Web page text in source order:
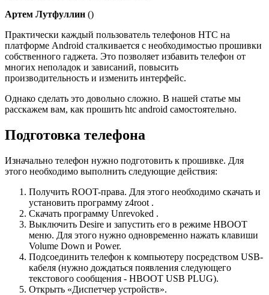
Артем Лутфуллин ()
Практически каждый пользователь телефонов HTC на
платформе Android сталкивается с необходимостью прошивки
собственного гаджета. Это позволяет избавить телефон от
многих неполадок и зависаний, повысить
производительность и изменить интерфейс.
Однако сделать это довольно сложно. В нашей статье мы
расскажем вам, как прошить htc android самостоятельно.
Подготовка телефона
Изначально телефон нужно подготовить к прошивке. Для
этого необходимо выполнить следующие действия:
Получить ROOT-права. Для этого необходимо скачать и
установить программу z4root .
Скачать программу Unrevoked .
Выключить Desire и запустить его в режиме HBOOT
меню. Для этого нужно одновременно нажать клавиши
Volume Down и Power.
Подсоединить телефон к компьютеру посредством USB-
кабеля (нужно дождаться появления следующего
текстового сообщения - HBOOT USB PLUG).
Открыть «Диспетчер устройств».